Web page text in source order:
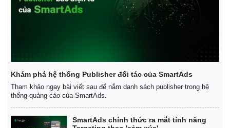
Vụ án
Vũ khí
Việt Nam
Phân tích
Khám phá hệ thống Publisher đối tác của SmartAds
Tham khảo ngay bài viết sau để nắm danh sách publisher trong hệ
thống quảng cáo của SmartAds.
SmartAds chính thức ra mắt tính năng